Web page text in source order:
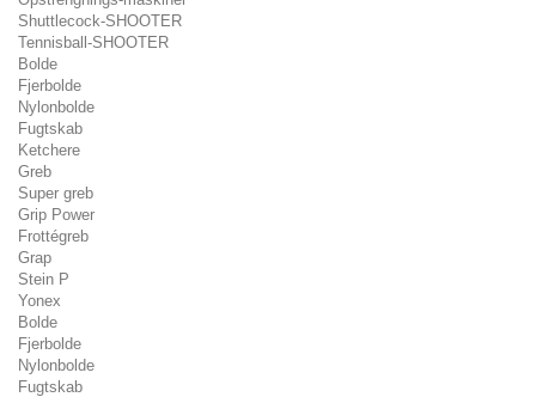
Shuttlecock-SHOOTER
Tennisball-SHOOTER
Bolde
Fjerbolde
Nylonbolde
Fugtskab
Ketchere
Greb
Super greb
Grip Power
Frottégreb
Grap
Stein P
Yonex
Bolde
Fjerbolde
Nylonbolde
Fugtskab